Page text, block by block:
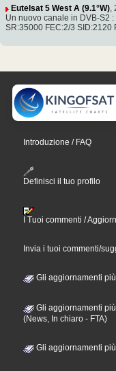
Eutelsat 5 West A (9.1°W),
Un nuovo canale in DVB-S2 :
SR:35000 FEC:2/3 SID:2120
Introduzione / FAQ
Definisci il tuo profilo
I Tuoi commenti /
Invia i tuoi commenti/
Gli aggiornamenti
Gli aggiornamenti
(News, In chiaro - FTA)
Gli aggiornamenti